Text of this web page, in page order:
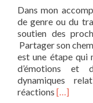
Dans mon
de genre ou du
soutien des
Partager son
est une étape qui
d’émotions et
dynamiques
réactions Read
[…]